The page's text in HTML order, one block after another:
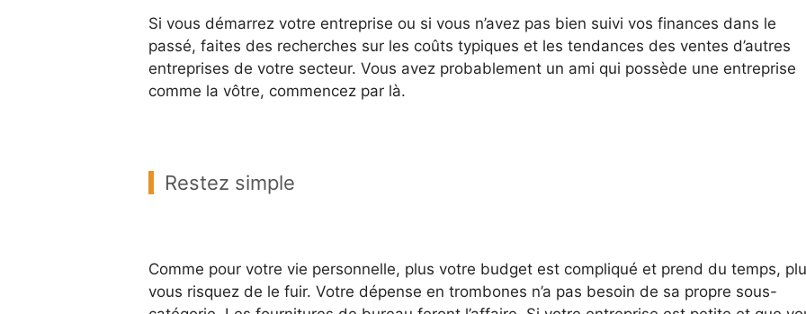
Si vous démarrez votre entreprise ou si vous n’avez pas bien suivi vos finances dans le
passé, faites des recherches sur les coûts typiques et les tendances des ventes d’autres
entreprises de votre secteur. Vous avez probablement un ami qui possède une entreprise
comme la vôtre, commencez par là.
Restez simple
Comme pour votre vie personnelle, plus votre budget est compliqué et prend du temps,
vous risquez de le fuir. Votre dépense en trombones n’a pas besoin de sa propre sous-